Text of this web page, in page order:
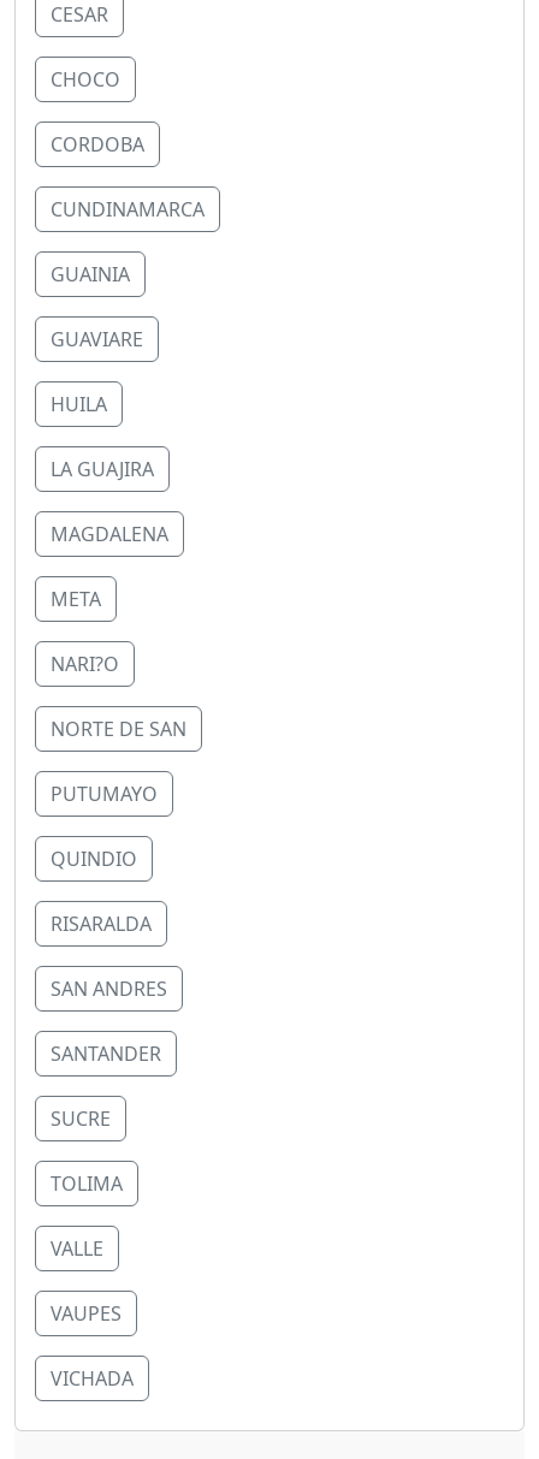
CESAR
CHOCO
CORDOBA
CUNDINAMARCA
GUAINIA
GUAVIARE
HUILA
LA GUAJIRA
MAGDALENA
META
NARI?O
NORTE DE SAN
PUTUMAYO
QUINDIO
RISARALDA
SAN ANDRES
SANTANDER
SUCRE
TOLIMA
VALLE
VAUPES
VICHADA